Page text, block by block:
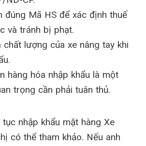
đúng Mã HS để xác định thuế
và tránh bị phạt.
chất lượng của xe nâng tay khi
hàng hóa nhập khẩu là một
trọng cần phải tuân thủ.
nhập khẩu mặt hàng Xe
có thể tham khảo. Nếu anh